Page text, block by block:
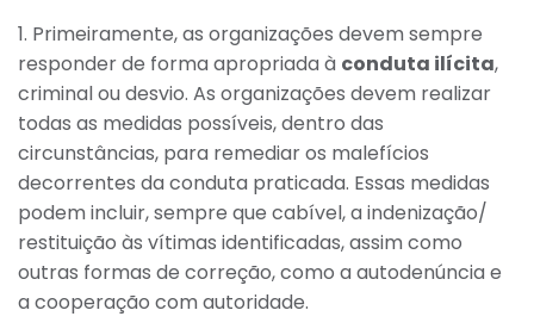
1. Primeiramente, as organizações devem sempre
responder de forma apropriada à conduta ilícita,
criminal ou desvio. As organizações devem realizar
todas as medidas possíveis, dentro das
circunstâncias, para remediar os malefícios
decorrentes da conduta praticada. Essas medidas
podem incluir, sempre que cabível, a indenização/
restituição às vítimas identificadas, assim como
outras formas de correção, como a autodenúncia e
a cooperação com autoridade.